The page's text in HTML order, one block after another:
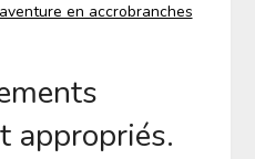
en accrobranches
appropriés.